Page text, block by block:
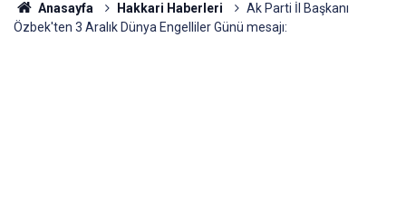
Anasayfa Hakkari Haberleri
Ak Parti İl Başkanı
Özbek'ten 3 Aralık Dünya Engelliler Günü mesajı: